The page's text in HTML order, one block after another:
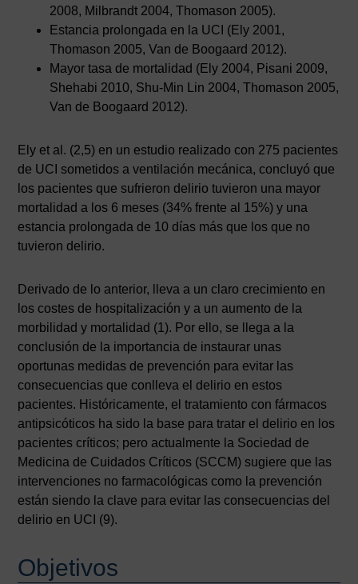
2008, Milbrandt 2004, Thomason 2005).
Estancia prolongada en la UCI (Ely 2001,
Thomason 2005, Van de Boogaard 2012).
Mayor tasa de mortalidad (Ely 2004, Pisani 2009,
Shehabi 2010, Shu-Min Lin 2004, Thomason 2005,
Van de Boogaard 2012).
Ely et al. (2,5) en un estudio realizado con 275 pacientes
de UCI sometidos a ventilación mecánica, concluyó que
los pacientes que sufrieron delirio tuvieron una mayor
mortalidad a los 6 meses (34% frente al 15%) y una
estancia prolongada de 10 días más que los que no
tuvieron delirio.
Derivado de lo anterior, lleva a un claro crecimiento en
los costes de hospitalización y a un aumento de la
morbilidad y mortalidad (1). Por ello, se llega a la
conclusión de la importancia de instaurar unas
oportunas medidas de prevención para evitar las
consecuencias que conlleva el delirio en estos
pacientes. Históricamente, el tratamiento con fármacos
antipsicóticos ha sido la base para tratar el delirio en los
pacientes críticos; pero actualmente la Sociedad de
Medicina de Cuidados Críticos (SCCM) sugiere que las
intervenciones no farmacológicas como la prevención
están siendo la clave para evitar las consecuencias del
delirio en UCI (9).
Objetivos